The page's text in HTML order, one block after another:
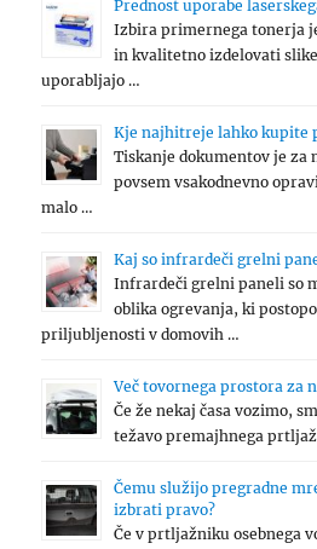
Prednost uporabe
Izbira primernega tonerja
in kvalitetno izdelovati
uporabljajo …
Kje najhitreje lahko kupite
Tiskanje dokumentov je za
povsem vsakodnevno
malo …
Kaj so infrardeči grelni
Infrardeči grelni paneli so
oblika ogrevanja, ki
priljubljenosti v domovih …
Več tovornega prostora za
Če že nekaj časa vozimo,
težavo premajhnega
Čemu služijo pregradne
izbrati pravo?
Če v prtljažniku osebnega